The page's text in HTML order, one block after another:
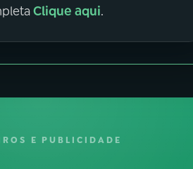
Clique aqui.
E PUBLICIDADE